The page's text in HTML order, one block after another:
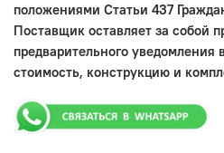
положениями Статьи 437
Поставщик оставляет за собой
предварительного уведомления
стоимость, конструкцию и